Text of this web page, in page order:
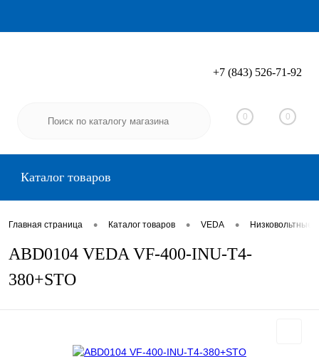
Вход Регистрация
+7 (843) 526-71-92
0 0
Каталог товаров
Главная страница • Каталог товаров • VEDA •
ABD0104 VEDA VF-400-INU-T4-
380+STO